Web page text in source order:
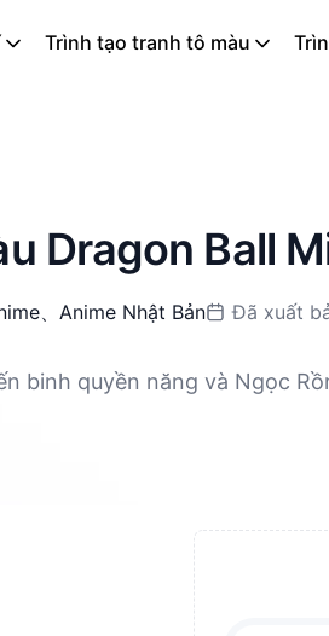
Trình tạo tranh tô màu
Dragon Ball
、 Anime Nhật Bản Đã xuất
binh quyền năng và Ngọc
mỗi trang tô màu
thiết kế dành cho các fan